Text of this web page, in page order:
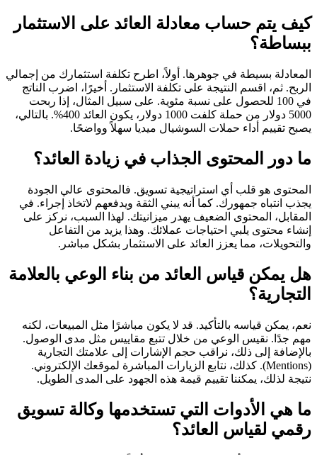
كيف يتم حساب معادلة العائد على الاستثمار
ببساطة؟
المعادلة بسيطة في جوهرها. أولاً، اطرح تكلفة استثمارك من إجمالي
الربح. ثم، اقسم النتيجة على تكلفة الاستثمار. أخيرًا، اضرب الناتج
في 100 للحصول على نسبة مئوية. على سبيل المثال، إذا ربحت
5000 دولار من حملة كلفت 1000 دولار، يكون العائد 400%. بالتالي،
يصبح تقييم أداء حملات السوشيال ميديا سهلاً وواضحًا.
ما دور المحتوى الجذاب في زيادة العائد؟
المحتوى هو قلب أي استراتيجية تسويق. فالمحتوى عالي الجودة
يجذب انتباه جمهورك. كما أنه يبني الثقة ويدفعهم لاتخاذ إجراء. في
المقابل، المحتوى الضعيف يهدر ميزانيتك. لهذا السبب، نركز على
إنشاء محتوى يلبي احتياجات عملائك. وهذا يزيد من التفاعل
والتحويلات، مما يعزز العائد على الاستثمار بشكل مباشر.
هل يمكن قياس العائد من بناء الوعي بالعلامة
التجارية؟
نعم، يمكن قياسه بالتأكيد. قد لا يكون مباشرًا مثل المبيعات، لكنه
مهم جدًا. نقيس الوعي من خلال تتبع مقاييس مثل مدى الوصول.
بالإضافة إلى ذلك، نراقب حجم الإشارات إلى علامتك التجارية
(Mentions). كذلك، نتابع الزيارات المباشرة لموقعك الإلكتروني.
نتيجة لذلك، يمكننا تقييم قيمة هذه الجهود على المدى الطويل.
ما هي الأدوات التي تستخدمها وكالة تسويق
رقمي لقياس العائد؟